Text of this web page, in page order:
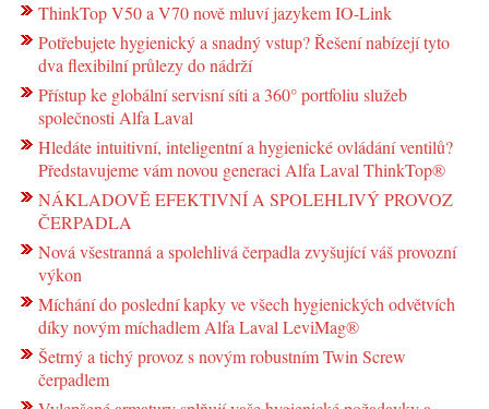
ThinkTop V50 a V70 nově mluví jazykem IO-Link
Potřebujete hygienický a snadný vstup? Řešení nabízejí tyto
dva flexibilní průlezy do nádrží
Přístup ke globální servisní síti a 360° portfoliu služeb
společnosti Alfa Laval
Hledáte intuitivní, inteligentní a hygienické ovládání ventilů?
Představujeme vám novou generaci Alfa Laval ThinkTop®
NÁKLADOVĚ EFEKTIVNÍ A SPOLEHLIVÝ PROVOZ
ČERPADLA
Nová všestranná a spolehlivá čerpadla zvyšující váš provozní
výkon
Míchání do poslední kapky ve všech hygienických odvětvích
díky novým míchadlem Alfa Laval LeviMag®
Šetrný a tichý provoz s novým robustním Twin Screw
čerpadlem